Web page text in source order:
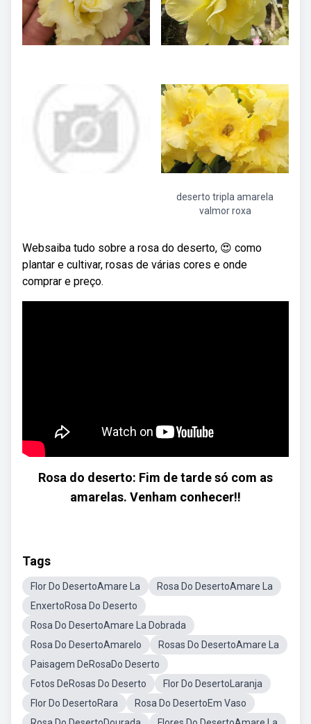
deserto tripla amarela
valmor roxa
Websaiba tudo sobre a rosa do deserto, 😍 como
plantar e cultivar, rosas de várias cores e onde
comprar e preço.
Rosa do deserto: Fim de tarde só com as
amarelas. Venham conhecer!!
Tags
Flor Do DesertoAmare La
Rosa Do DesertoAmare La
EnxertoRosa Do Deserto
Rosa Do DesertoAmare La Dobrada
Rosa Do DesertoAmarelo
Rosas Do DesertoAmare La
Paisagem DeRosaDo Deserto
Fotos DeRosas Do Deserto
Flor Do DesertoLaranja
Flor Do DesertoRara
Rosa Do DesertoEm Vaso